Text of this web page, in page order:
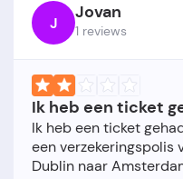
J Jovan
1 reviews
Ik heb een ticket
Ik heb een ticket
een verzekeringspolis
Dublin naar